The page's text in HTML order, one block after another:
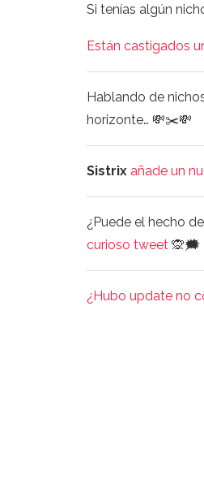
Si tenías algún
Están castigados
Hablando de
horizonte… 💸✂️💸
Sistrix añade un
¿Puede el hecho
curioso tweet 🙊🗯️
¿Hubo update no